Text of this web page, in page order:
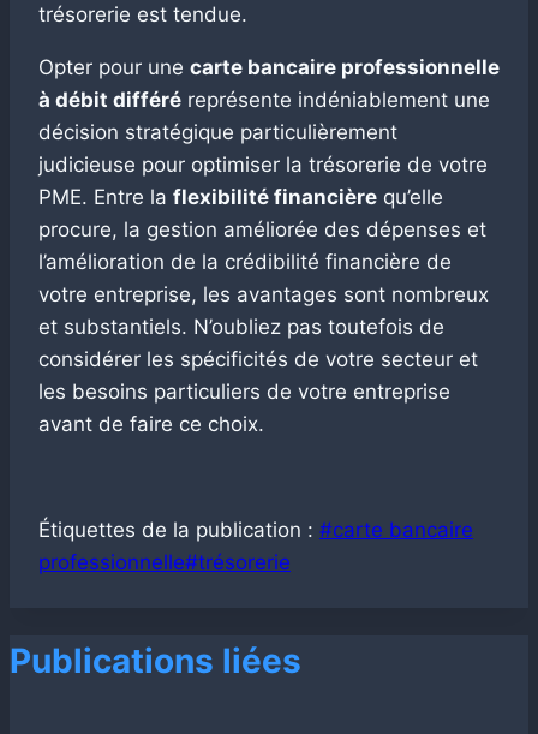
trésorerie est tendue.
Opter pour une carte bancaire professionnelle
à débit différé représente indéniablement une
décision stratégique particulièrement
judicieuse pour optimiser la trésorerie de votre
PME. Entre la flexibilité financière qu’elle
procure, la gestion améliorée des dépenses et
l’amélioration de la crédibilité financière de
votre entreprise, les avantages sont nombreux
et substantiels. N’oubliez pas toutefois de
considérer les spécificités de votre secteur et
les besoins particuliers de votre entreprise
avant de faire ce choix.
Étiquettes de la publication : #carte bancaire
professionnelle#trésorerie
Publications liées